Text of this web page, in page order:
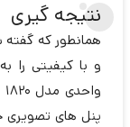
نتیجه گیری
همانطور که
پنل های تصویری